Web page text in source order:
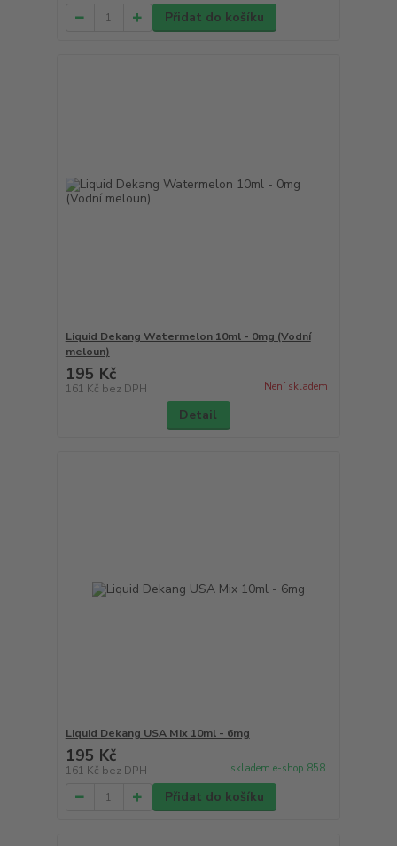
Přidat do košíku
Liquid Dekang Watermelon 10ml - 0mg (Vodní
meloun)
195 Kč
161 Kč bez DPH Není skladem
Detail
Liquid Dekang USA Mix 10ml - 6mg
195 Kč
161 Kč bez DPH skladem e-shop 858
Přidat do košíku